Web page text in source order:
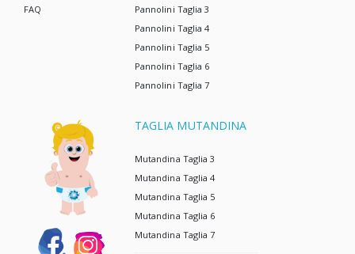
FAQ
Pannolini Taglia 3
Pannolini Taglia 4
Pannolini Taglia 5
Pannolini Taglia 6
Pannolini Taglia 7
TAGLIA MUTANDINA
Mutandina Taglia 3
Mutandina Taglia 4
Mutandina Taglia 5
Mutandina Taglia 6
Mutandina Taglia 7